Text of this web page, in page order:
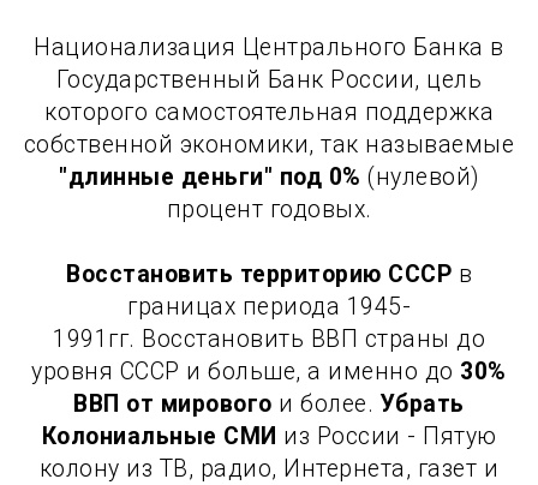
Национализация Центрального Банка в
Государственный Банк России, цель
которого самостоятельная поддержка
собственной экономики, так называемые
"длинные деньги" под 0% (нулевой)
процент годовых.
Восстановить территорию СССР в
границах периода 1945-
1991гг. Восстановить ВВП страны до
уровня СССР и больше, а именно до 30%
ВВП от мирового и более. Убрать
Колониальные СМИ из России - Пятую
колону из ТВ, радио, Интернета, газет и